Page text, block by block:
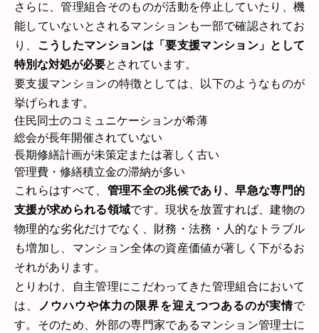
さらに、管理組合そのものが活動を停止していたり、機
能していないとされるマンションも一部で確認されてお
り、 こうしたマンションは「要支援マンション」として
特別な対処が必要とされています。
要支援マンションの特徴としては、以下のようなものが
挙げられます。
住民同士のコミュニケーションが希薄
総会が長年開催されていない
長期修繕計画が未策定または著しく古い
管理費・修繕積立金の滞納が多い
これらはすべて、 管理不全の兆候であり、早急な専門的
支援が求められる領域です。現状を放置すれば、建物の
物理的な劣化だけでなく、財務・法務・人的なトラブル
も増加し、マンション全体の資産価値が著しく下がるお
それがあります。
とりわけ、自主管理にこだわってきた管理組合において
は、
ノウハウや体力の限界を迎えつつあるのが実情で
す。そのため、外部の専門家であるマンション管理士に